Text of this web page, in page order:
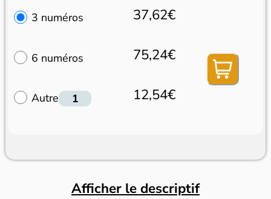
3 numéros 37,62€
6 numéros 75,24€
Autre 12,54€
Afficher le descriptif